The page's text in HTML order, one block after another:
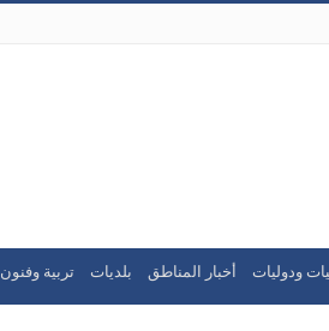
ودوليات أخبار المناطق بلديات تربية وفنون